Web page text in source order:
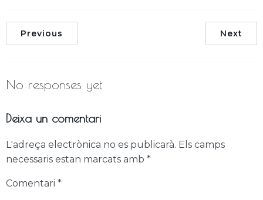
Previous Next
No responses yet
Deixa un comentari
L'adreça electrònica no es publicarà. Els camps
necessaris estan marcats amb *
Comentari *